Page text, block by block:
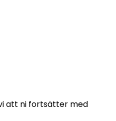
att ni fortsätter med